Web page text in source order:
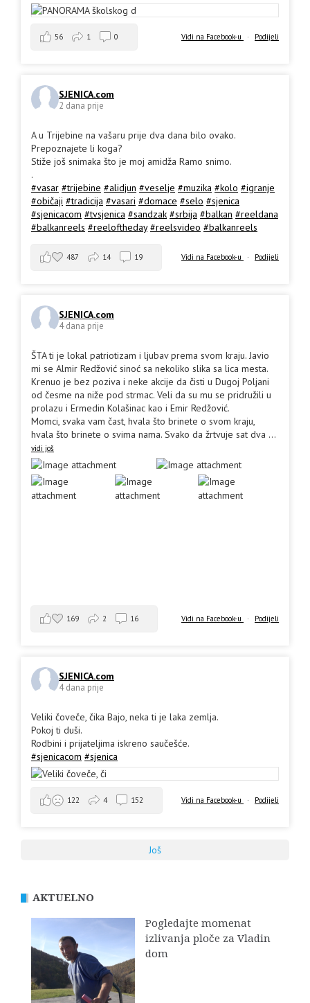
Vidi na Facebook-u · Podijeli
56 1 0
SJENICA.com
2 dana prije
A u Trijebine na vašaru prije dva dana bilo ovako.
Prepoznajete li koga?
Stiže još snimaka što je moj amidža Ramo snimo.
.
#vasar #trijebine #alidjun #veselje #muzika #kolo #igranje
#običaji #tradicija #vasari #domace #selo #sjenica
#sjenicacom #tvsjenica #sandzak #srbija #balkan #reeldana
#balkanreels #reeloftheday #reelsvideo #balkanreels
Vidi na Facebook-u · Podijeli
487 14 19
SJENICA.com
4 dana prije
ŠTA ti je lokal patriotizam i ljubav prema svom kraju. Javio
mi se Almir Redžović sinoć sa nekoliko slika sa lica mesta.
Krenuo je bez poziva i neke akcije da čisti u Dugoj Poljani
od česme na niže pod strmac. Veli da su mu se pridružili u
prolazu i Ermedin Kolašinac kao i Emir Redžović.
Momci, svaka vam čast, hvala što brinete o svom kraju,
hvala što brinete o svima nama. Svako da žrtvuje sat dva ...
vidi još
Vidi na Facebook-u · Podijeli
169 2 16
SJENICA.com
4 dana prije
Veliki čoveče, čika Bajo, neka ti je laka zemlja.
Pokoj ti duši.
Rodbini i prijateljima iskreno saučešće.
#sjenicacom #sjenica
Vidi na Facebook-u · Podijeli
122 4 152
Još
AKTUELNO
Pogledajte momenat
izlivanja ploče za Vladin
dom